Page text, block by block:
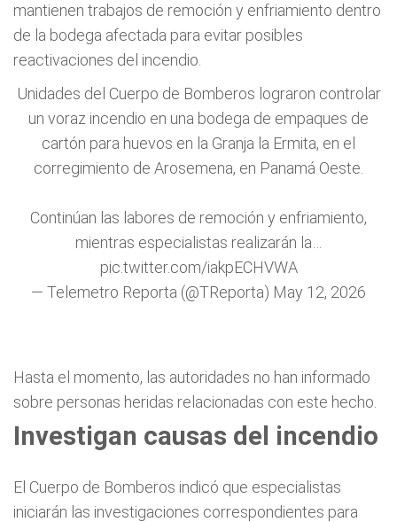
mantienen trabajos de remoción y enfriamiento dentro
de la bodega afectada para evitar posibles
reactivaciones del incendio.
Unidades del Cuerpo de Bomberos lograron controlar
un voraz incendio en una bodega de empaques de
cartón para huevos en la Granja la Ermita, en el
corregimiento de Arosemena, en Panamá Oeste.
Continúan las labores de remoción y enfriamiento,
mientras especialistas realizarán la…
pic.twitter.com/iakpECHVWA
— Telemetro Reporta (@TReporta) May 12, 2026
Hasta el momento, las autoridades no han informado
sobre personas heridas relacionadas con este hecho.
Investigan causas del incendio
El Cuerpo de Bomberos indicó que especialistas
iniciarán las investigaciones correspondientes para